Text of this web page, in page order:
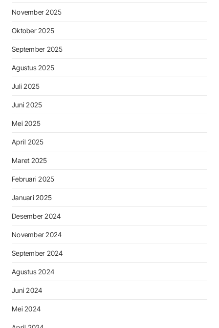
November 2025
Oktober 2025
September 2025
Agustus 2025
Juli 2025
Juni 2025
Mei 2025
April 2025
Maret 2025
Februari 2025
Januari 2025
Desember 2024
November 2024
September 2024
Agustus 2024
Juni 2024
Mei 2024